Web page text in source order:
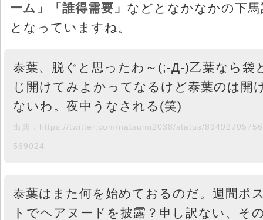
ーム」「誰得需要」 などとなかなかの下馬
となっていますね。
泰葉、脱ぐと思ったわ～(;-Д-)乙葉なら袋
じ開けてみよかってなるけど泰葉のは開
ないわ。夜中うなされる(笑)
出典：https://twitter.com/natsumi2038/status/
569024
泰葉はまた何を始めておるのだ。週間ポ
トでヘアヌードを披露？申し訳ない、そ